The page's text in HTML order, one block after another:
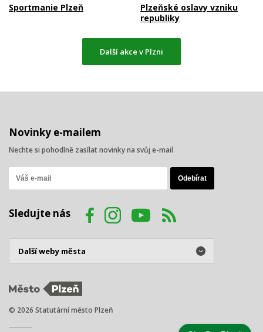
Sportmanie Plzeň
Plzeňské oslavy vzniku
republiky
Další akce v Plzni
Novinky e-mailem
Nechte si pohodlně zasílat novinky na svůj e-mail
Sledujte nás
© 2026 Statutární město Plzeň